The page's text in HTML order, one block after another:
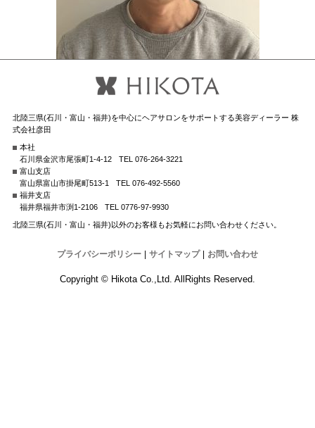
北陸三県(石川・富山・福井)を中心にヘアサロンをサポートする美容ディーラー 株
式会社彦田
本社
石川県金沢市尾張町1-4-12
TEL 076-264-3221
富山支店
富山県富山市掛尾町513-1
TEL 076-492-5560
福井支店
福井県福井市渕1-2106
TEL 0776-97-9930
北陸三県(石川・富山・福井)以外のお客様もお気軽にお問い合わせください。
プライバシーポリシー サイトマップ お問い合わせ
Copyright © Hikota Co.,Ltd. AllRights Reserved.